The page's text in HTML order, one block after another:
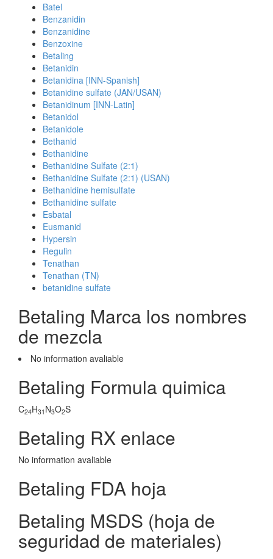
Batel
Benzanidin
Benzanidine
Benzoxine
Betaling
Betanidin
Betanidina [INN-Spanish]
Betanidine sulfate (JAN/USAN)
Betanidinum [INN-Latin]
Betanidol
Betanidole
Bethanid
Bethanidine
Bethanidine Sulfate (2:1)
Bethanidine Sulfate (2:1) (USAN)
Bethanidine hemisulfate
Bethanidine sulfate
Esbatal
Eusmanid
Hypersin
Regulin
Tenathan
Tenathan (TN)
betanidine sulfate
Betaling Marca los nombres
de mezcla
No information avaliable
Betaling Formula quimica
C24H31 N3O2S
Betaling RX enlace
No information avaliable
Betaling FDA hoja
Betaling MSDS (hoja de
seguridad de materiales)